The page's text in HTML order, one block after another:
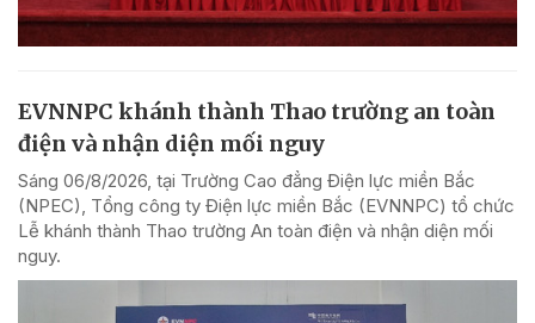
EVNNPC khánh thành Thao trường an toàn
điện và nhận diện mối nguy
Sáng 06/8/2026, tại Trường Cao đẳng Điện lực miền Bắc
(NPEC), Tổng công ty Điện lực miền Bắc (EVNNPC) tổ chức
Lễ khánh thành Thao trường An toàn điện và nhận diện mối
nguy.